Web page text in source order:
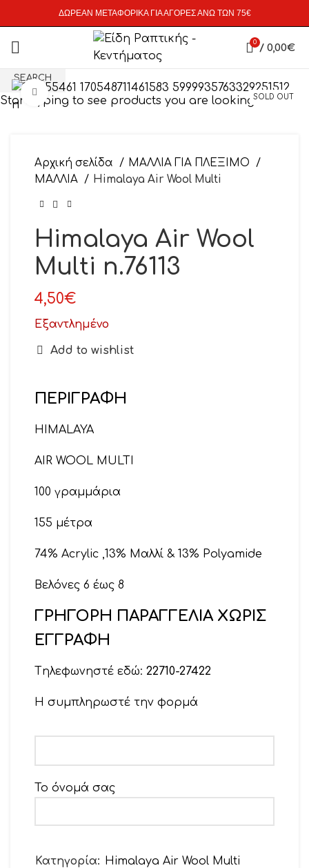
ΔΩΡΕΑΝ ΜΕΤΑΦΟΡΙΚΑ ΓΙΑ ΑΓΟΡΕΣ ΑΝΩ ΤΩΝ 75€
0 / 0,00€
SOLD OUT
Click to enlarge
Αρχική σελίδα
ΜΑΛΛΙΑ ΓΙΑ ΠΛΕΞΙΜΟ
ΜΑΛΛΙΑ
Himalaya Air Wool Multi
Himalaya Air Wool
Multi n.76113
4,50€
Εξαντλημένο
Add to wishlist
ΠΕΡΙΓΡΑΦΉ
HIMALAYA
AIR WOOL MULTI
100 γραμμάρια
155 μέτρα
74% Acrylic ,13% Μαλλί & 13% Polyamide
Βελόνες 6 έως 8
Βελονάκι 8 έως 10
ΓΡΗΓΟΡΗ ΠΑΡΑΓΓΕΛΙΑ ΧΩΡΙΣ
ΕΓΓΡΑΦΗ
Tηλεφωνηστέ εδώ: 22710-27422
Η συμπληρωστέ την φορμά
Το όνομά σας
Κατηγορία:
Himalaya Air Wool Multi
SEARCH
Start typing to see products you are looking for.